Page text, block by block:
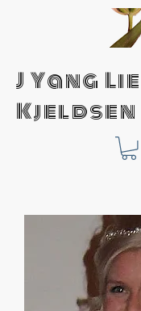
J Yang Lie
Kjeldsen